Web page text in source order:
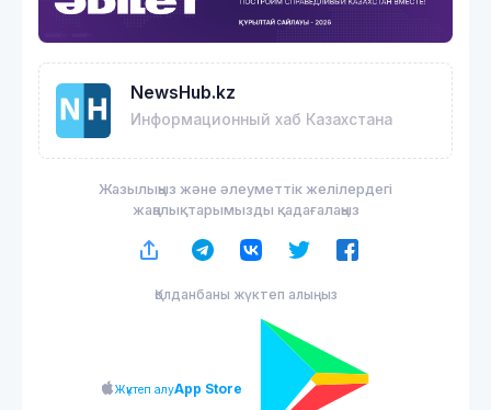
NewsHub.kz
Информационный хаб Казахстана
Жазылыңыз және әлеуметтік желілердегі
жаңалықтарымызды қадағалаңыз
Қолданбаны жүктеп алыңыз
Жүктеп алуApp Store